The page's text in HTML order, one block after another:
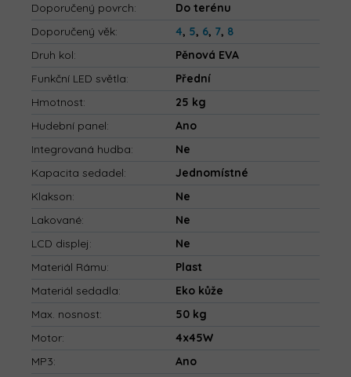
Doporučený povrch:
Do terénu
Doporučený věk: 4, 5, 6, 7, 8
Druh kol:
Pěnová EVA
Funkční LED světla:
Přední
Hmotnost:
25 kg
Hudební panel:
Ano
Integrovaná hudba:
Ne
Kapacita sedadel:
Jednomístné
Klakson:
Ne
Lakované:
Ne
LCD displej:
Ne
Materiál Rámu:
Plast
Materiál sedadla:
Eko kůže
Max. nosnost:
50 kg
Motor:
4x45W
MP3:
Ano